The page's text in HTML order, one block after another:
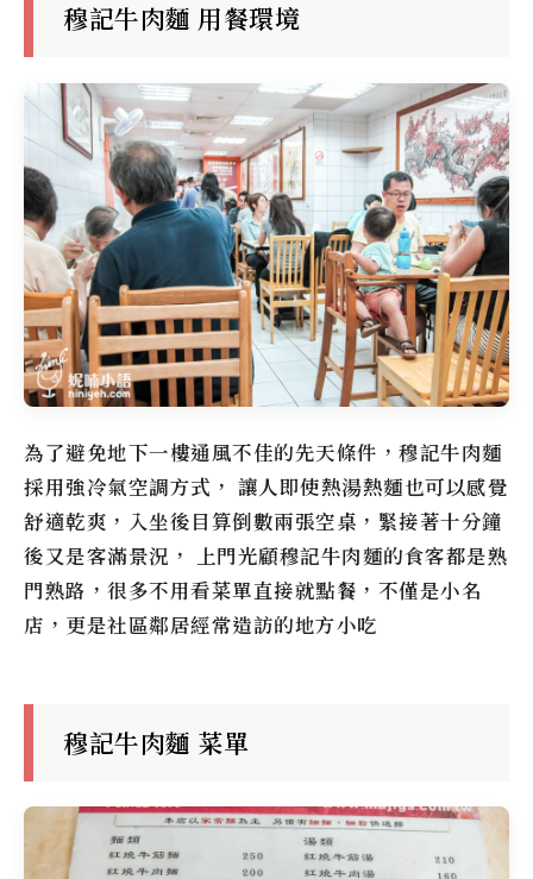
穆記牛肉麵 用餐環境
為了避免地下一樓通風不佳的先天條件， 穆記牛肉麵
採用強冷氣空調方式， 讓人即使熱湯熱麵也可以感覺
舒適乾爽，入坐後目算倒數兩張空桌，緊接著十分鐘
後又是客滿景況， 上門光顧穆記牛肉麵的食客都是熟
門熟路，很多不用看菜單直接就點餐，不僅是小名
店，更是社區鄰居經常造訪的地方小吃
穆記牛肉麵 菜單